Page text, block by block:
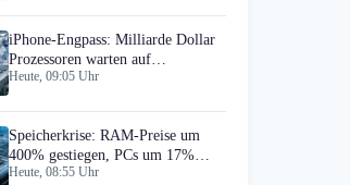
iPhone-Engpass: Milliarde Dollar
Prozessoren warten auf
Speicherbauteile
Heute, 09:05 Uhr
Speicherkrise: RAM-Preise um
400% gestiegen, PCs um 17%
teurer
Heute, 08:55 Uhr